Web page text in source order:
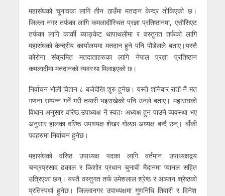
महासंघको चुनावका लागि तीन ठाउँमा मतदान केन्द्र तोकिएको छ।
जिल्ला नगर तर्फका लागि कमलादीस्थित प्रज्ञा प्रतिष्ठानमा, एसोसिएट
तर्फका लागि कार्की ब्याङ्केट थापाथलीमा र वस्तुगत तर्फको लागि
महासंघको केन्द्रीय कार्यालयमा मतदान हुने पनि पौडेलले बताए।यस्तै
कोरोना संक्रमित मतदाताहरुका लागि नेपाल प्रज्ञा प्रतिष्ठान
कमलादीमा मतदानको व्यवस्था मिलाइएको छ।
निर्वाचन भोली विहान ८ बजेदेखि शुरु हुनेछ। यस्तै शनिबार राती नै मत
गणना सम्पन्न गर्ने गरी तयारी भइराखेको पनि उनले बताए। महासंघको
विधान अनुसार वरिष्ठ उपाध्यक्ष नै स्वतः अध्यक्ष हुन पाउने व्यवस्था भए
अनुसार हालका वरिष्ठ उपाध्यक्ष शेखर गोल्छा अध्यक्ष बन्दै छन्। बाँकी
पदहरुमा निर्वाचन हुनेछ।
महासंघको वरिष्ठ उपाध्यक्ष पदका लागि वर्तमान उपाध्यक्षद्वय
चन्द्रप्रसाद ढकाल र किशोर प्रधान चुनावी मैदानमा प्यानल सहित
उत्रिएका छन्। यस्तै वस्तुगत तर्फ उमेशलाल श्रेष्ठ र अञ्जन श्रेष्ठको
प्रतिस्पर्धा हुनेछ। जिल्लानगर उपाध्यक्षमा गुणनिधि तिवारी र दिनेश